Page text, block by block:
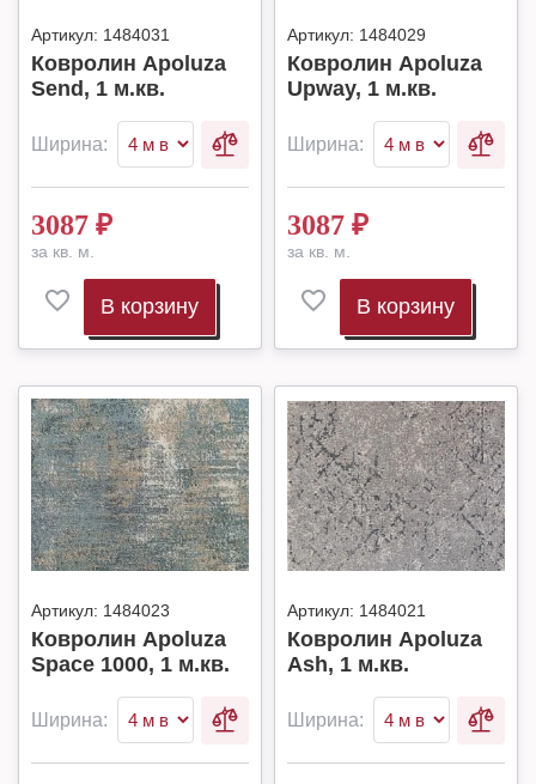
Артикул: 1484031
Ковролин Apoluza
Send, 1 м.кв.
Ширина:
3087 ₽
за кв. м.
В корзину
Артикул: 1484029
Ковролин Apoluza
Upway, 1 м.кв.
Ширина:
3087 ₽
за кв. м.
В корзину
Артикул: 1484023
Ковролин Apoluza
Space 1000, 1 м.кв.
Ширина:
Артикул: 1484021
Ковролин Apoluza
Ash, 1 м.кв.
Ширина: